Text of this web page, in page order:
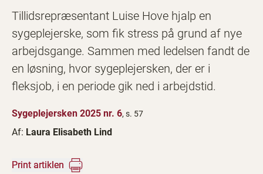
Tillidsrepræsentant Luise Hove hjalp en
sygeplejerske, som fik stress på grund af nye
arbejdsgange. Sammen med ledelsen fandt de
en løsning, hvor sygeplejersken, der er i
fleksjob, i en periode gik ned i arbejdstid.
Sygeplejersken 2025 nr. 6, s. 57
Af: Laura Elisabeth Lind
Print artiklen